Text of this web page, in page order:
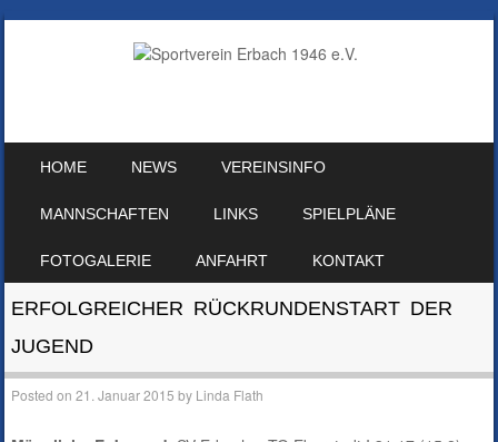
HOME NEWS VEREINSINFO
MANNSCHAFTEN LINKS SPIELPLÄNE
FOTOGALERIE ANFAHRT KONTAKT
ERFOLGREICHER RÜCKRUNDENSTART DER
JUGEND
Posted on21. Januar 2015 by Linda Flath